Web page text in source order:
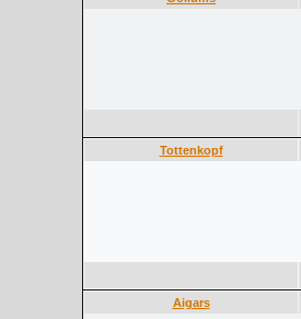
Tottenkopf
Aigars